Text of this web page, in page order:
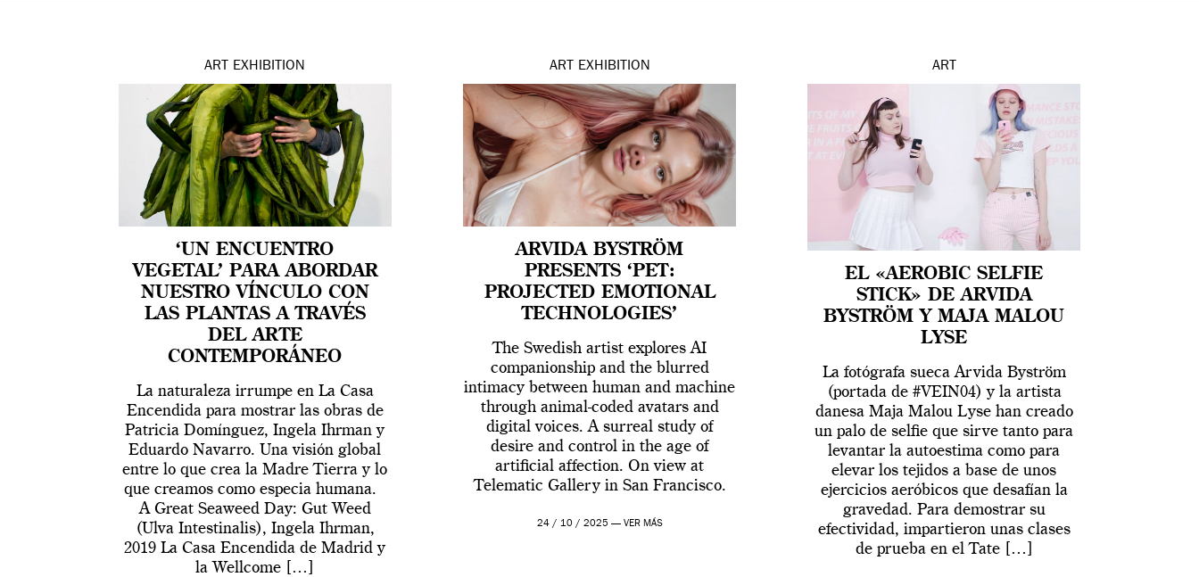
ART EXHIBITION
‘UN ENCUENTRO
VEGETAL’ PARA ABORDAR
NUESTRO VÍNCULO CON
LAS PLANTAS A TRAVÉS
DEL ARTE
CONTEMPORÁNEO
La naturaleza irrumpe en La Casa
Encendida para mostrar las obras de
Patricia Domínguez, Ingela Ihrman y
Eduardo Navarro. Una visión global
entre lo que crea la Madre Tierra y lo
que creamos como especia humana.
A Great Seaweed Day: Gut Weed
(Ulva Intestinalis), Ingela Ihrman,
2019 La Casa Encendida de Madrid y
la Wellcome […]
ART EXHIBITION
ARVIDA BYSTRÖM
PRESENTS ‘PET:
PROJECTED EMOTIONAL
TECHNOLOGIES’
The Swedish artist explores AI
companionship and the blurred
intimacy between human and machine
through animal-coded avatars and
digital voices. A surreal study of
desire and control in the age of
artificial affection. On view at
Telematic Gallery in San Francisco.
24 / 10 / 2025 — VER MÁS
ART
EL «AEROBIC SELFIE
STICK» DE ARVIDA
BYSTRÖM Y MAJA MALOU
LYSE
La fotógrafa sueca Arvida Byström
(portada de #VEIN04) y la artista
danesa Maja Malou Lyse han creado
un palo de selfie que sirve tanto para
levantar la autoestima como para
elevar los tejidos a base de unos
ejercicios aeróbicos que desafían la
gravedad. Para demostrar su
efectividad, impartieron unas clases
de prueba en el Tate […]